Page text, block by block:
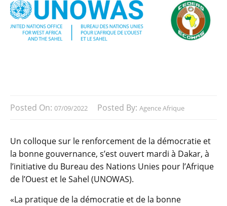
Posted On: 07/09/2022 Posted By: Agence Afrique
Un colloque sur le renforcement de la démocratie et
la bonne gouvernance, s’est ouvert mardi à Dakar, à
l’initiative du Bureau des Nations Unies pour l’Afrique
de l’Ouest et le Sahel (UNOWAS).
«La pratique de la démocratie et de la bonne